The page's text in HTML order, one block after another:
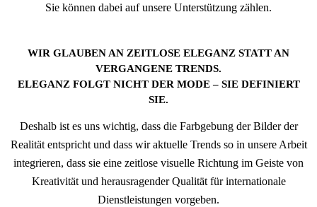
Sie können dabei auf unsere Unterstützung zählen.
WIR GLAUBEN AN ZEITLOSE ELEGANZ STATT AN
VERGANGENE TRENDS.
ELEGANZ FOLGT NICHT DER MODE – SIE DEFINIERT
SIE.
Deshalb ist es uns wichtig, dass die Farbgebung der Bilder der
Realität entspricht und dass wir aktuelle Trends so in unsere Arbeit
integrieren, dass sie eine zeitlose visuelle Richtung im Geiste von
Kreativität und herausragender Qualität für internationale
Dienstleistungen vorgeben.